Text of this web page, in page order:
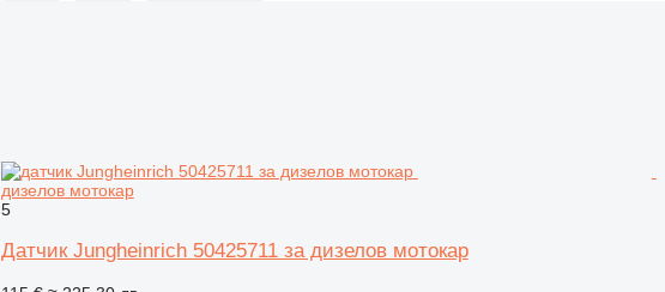
дизелов мотокар
5
Датчик Jungheinrich 50425711 за дизелов мотокар